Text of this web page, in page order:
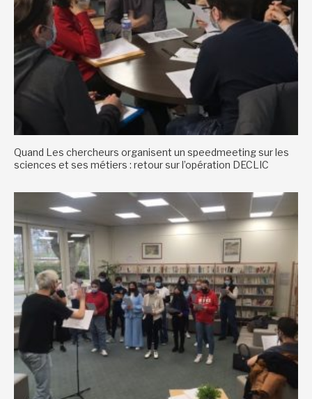
Quand Les chercheurs organisent un speedmeeting sur les
sciences et ses métiers : retour sur l’opération DECLIC